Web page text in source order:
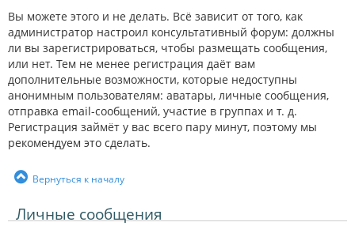
Вы можете этого и не делать. Всё зависит от того, как
администратор настроил консультативный форум: должны
ли вы зарегистрироваться, чтобы размещать сообщения,
или нет. Тем не менее регистрация даёт вам
дополнительные возможности, которые недоступны
анонимным пользователям: аватары, личные сообщения,
отправка email-сообщений, участие в группах и т. д.
Регистрация займёт у вас всего пару минут, поэтому мы
рекомендуем это сделать.
Вернуться к началу
Личные сообщения